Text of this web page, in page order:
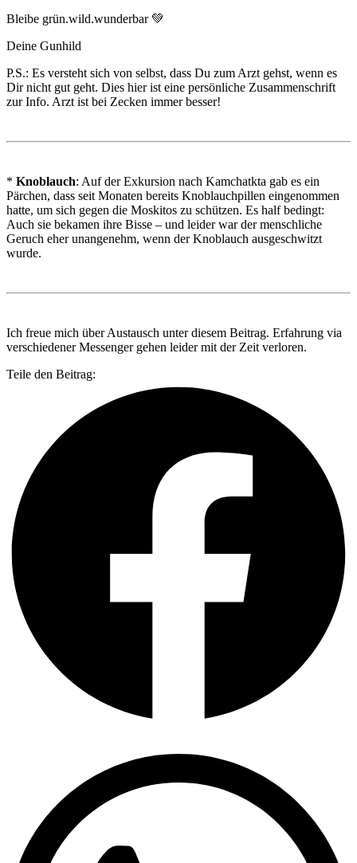
Bleibe grün.wild.wunderbar 💚
Deine Gunhild
P.S.: Es versteht sich von selbst, dass Du zum Arzt gehst, wenn es
Dir nicht gut geht. Dies hier ist eine persönliche Zusammenschrift
zur Info. Arzt ist bei Zecken immer besser!
* Knoblauch: Auf der Exkursion nach Kamchatkta gab es ein
Pärchen, dass seit Monaten bereits Knoblauchpillen eingenommen
hatte, um sich gegen die Moskitos zu schützen. Es half bedingt:
Auch sie bekamen ihre Bisse – und leider war der menschliche
Geruch eher unangenehm, wenn der Knoblauch ausgeschwitzt
wurde.
Ich freue mich über Austausch unter diesem Beitrag. Erfahrung via
verschiedener Messenger gehen leider mit der Zeit verloren.
Teile den Beitrag: